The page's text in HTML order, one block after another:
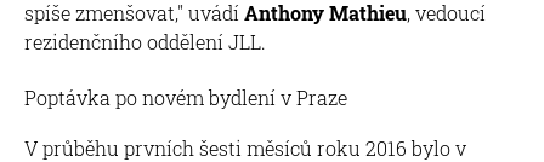
spíše zmenšovat," uvádí Anthony Mathieu, vedoucí
rezidenčního oddělení JLL.
Poptávka po novém bydlení v Praze
V průběhu prvních šesti měsíců roku 2016 bylo v